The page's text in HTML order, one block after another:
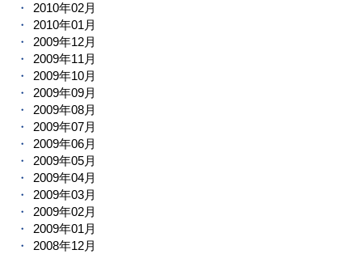
2010年02月
2010年01月
2009年12月
2009年11月
2009年10月
2009年09月
2009年08月
2009年07月
2009年06月
2009年05月
2009年04月
2009年03月
2009年02月
2009年01月
2008年12月